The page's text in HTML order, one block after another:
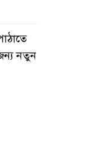
নতুন